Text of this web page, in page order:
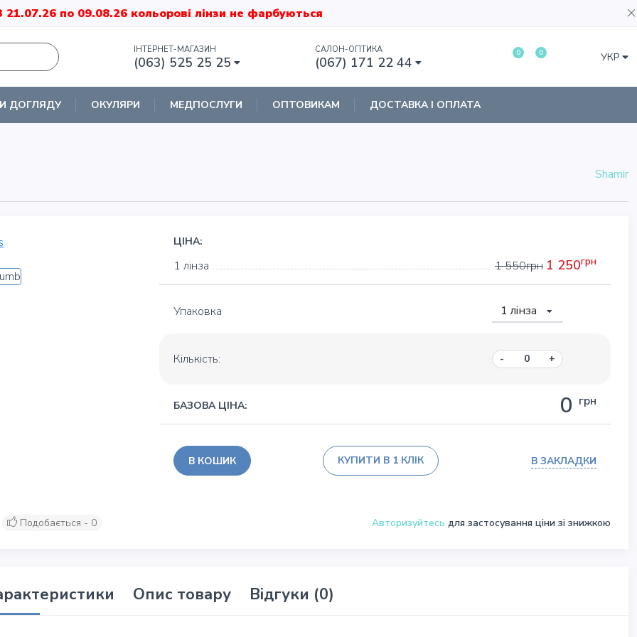
21.07.26 по 09.08.26 кольорові лінзи не фарбуються
ІНТЕРНЕТ-МАГАЗИН
(063) 525 25 25
САЛОН-ОПТИКА
(067) 171 22 44
0 0 УКР
ДОГЛЯДУ ОКУЛЯРИ МЕДПОСЛУГИ ОПТОВИКАМ ДОСТАВКА І ОПЛАТА
Shamir
ЦІНА:
1 лінза 1 550грн 1 250грн
Упаковка
Кількість: - +
БАЗОВА ЦІНА: 0 грн
В КОШИК КУПИТИ В 1 КЛІК В ЗАКЛАДКИ
Подобається - 0 Авторизуйтесь для застосування ціни зі знижкою
Опис товару Відгуки (0)